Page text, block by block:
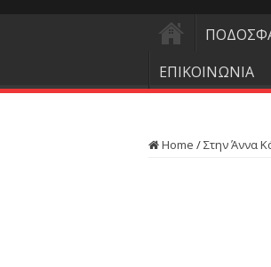
ΕΠΙΚΟΙΝΩΝΙΑ
Home /Στην Άννα